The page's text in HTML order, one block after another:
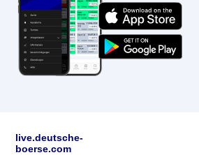
live.deutsche-
boerse.com